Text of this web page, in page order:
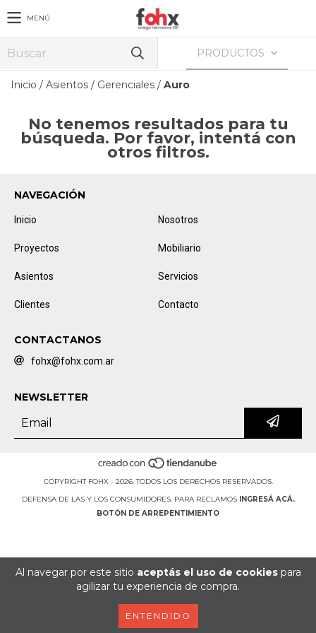
Al navegar por este sitio aceptás el uso de cookiespara
agilizar tu experiencia de compra.
ENTENDIDO
MENÚ
PRODUCTOS
Inicio / Asientos / Gerenciales / Auro
No tenemos resultados para tu
búsqueda. Por favor, intentá con
otros filtros.
NAVEGACIÓN
Inicio Nosotros
Proyectos Mobiliario
Asientos Servicios
Clientes Contacto
CONTACTANOS
fohx@fohx.com.ar
NEWSLETTER
COPYRIGHT FOHX - 2026. TODOS LOS DERECHOS RESERVADOS.
DEFENSA DE LAS Y LOS CONSUMIDORES. PARA RECLAMOS
INGRESÁ ACÁ.
BOTÓN DE ARREPENTIMIENTO